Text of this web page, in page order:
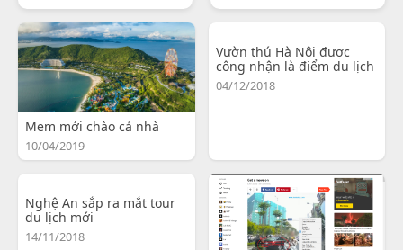
Mem mới chào cả nhà
10/04/2019
Vườn thú Hà Nội được
công nhận là điểm du lịch
04/12/2018
Nghệ An sắp ra mắt tour
du lịch mới
14/11/2018